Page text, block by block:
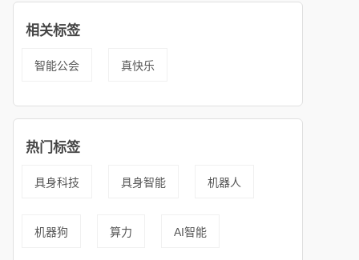
相关标签
智能公会 真快乐
热门标签
具身科技 具身智能 机器人
机器狗 算力 AI智能